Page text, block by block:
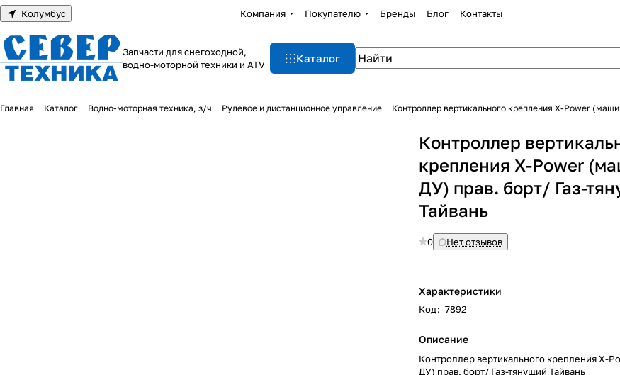
Колумбус Компания Покупателю Бренды Блог Контакты
Запчасти для снегоходной,
водно-моторной техники и ATV
Каталог
Главная Каталог Водно-моторная техника, з/ч Рулевое и дистанционное управление Контроллер вертикального крепления X-Power
Контроллер
крепления X-Power
ДУ) прав. борт/ Газ-
Тайвань
0 Нет отзывов
Характеристики
Код: 7892
Описание
Контроллер вертикального крепления X-
ДУ) прав. борт/ Газ-тянущий Тайвань